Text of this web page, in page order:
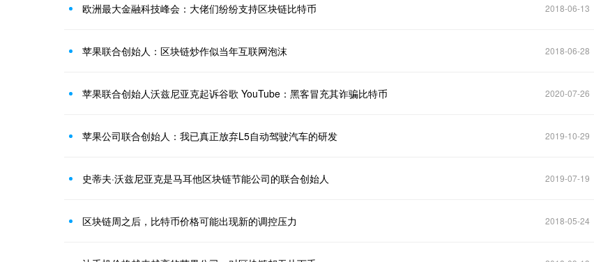
欧洲最大金融科技峰会：大佬们纷纷支持区块链比特币 2018-06-13
苹果联合创始人：区块链炒作似当年互联网泡沫 2018-06-28
苹果联合创始人沃兹尼亚克起诉谷歌 YouTube：黑客冒充其诈骗比特币 2020-07-26
苹果公司联合创始人：我已真正放弃L5自动驾驶汽车的研发 2019-10-29
史蒂夫·沃兹尼亚克是马耳他区块链节能公司的联合创始人 2019-07-19
区块链周之后，比特币价格可能出现新的调控压力 2018-05-24